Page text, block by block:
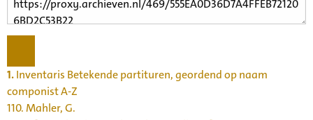
1.Inventaris Betekende partituren, geordend op naam
componist A-Z
110. Mahler, G.